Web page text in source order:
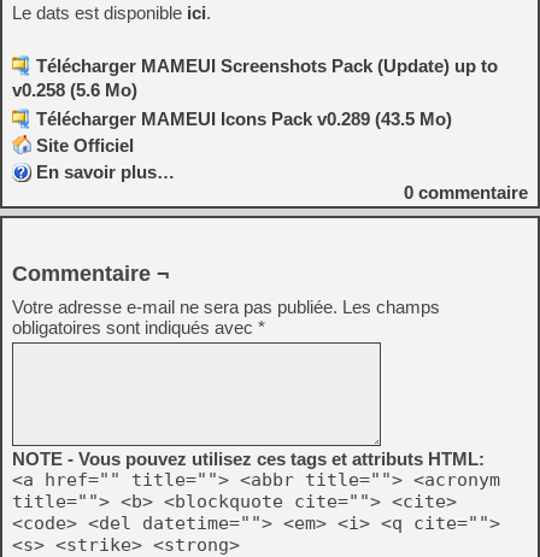
Le dats est disponible ici.
Télécharger MAMEUI Screenshots Pack (Update) up to
v0.258 (5.6 Mo)
Télécharger MAMEUI Icons Pack v0.289 (43.5 Mo)
Site Officiel
En savoir plus…
0 commentaire
Commentaire ¬
Votre adresse e-mail ne sera pas publiée. Les champs
obligatoires sont indiqués avec *
NOTE - Vous pouvez utilisez ces tags et attributs HTML:
<a href="" title=""> <abbr title=""> <acronym
title=""> <b> <blockquote cite=""> <cite>
<code> <del datetime=""> <em> <i> <q cite="">
<s> <strike> <strong>